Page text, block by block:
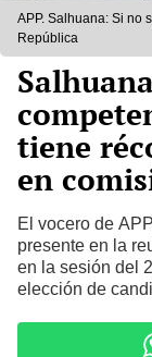
APP. Salhuana: Si no
República
tiene
en
El vocero de
presente en la
en la sesión del
elección de